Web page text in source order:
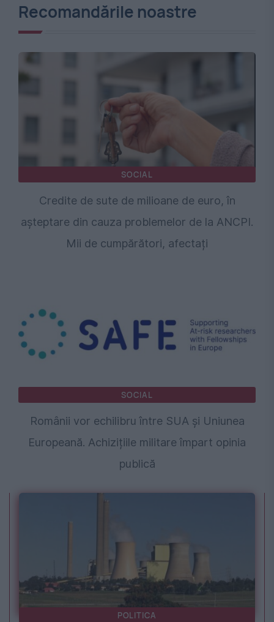
Recomandările noastre
SOCIAL
Credite de sute de milioane de euro, în
așteptare din cauza problemelor de la ANCPI.
Mii de cumpărători, afectați
SOCIAL
Românii vor echilibru între SUA și Uniunea
Europeană. Achizițiile militare împart opinia
publică
POLITICA